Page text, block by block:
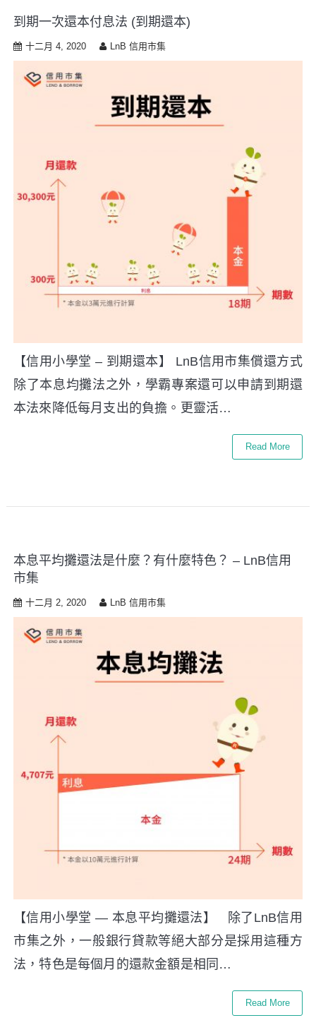
到期一次還本付息法 (到期還本)
十二月 4, 2020 LnB 信用市集
【信用小學堂 – 到期還本】 LnB信用市集償還方式
除了本息均攤法之外，學霸專案還可以申請到期還
本法來降低每月支出的負擔。更靈活…
Read More
本息平均攤還法是什麼？有什麼特色？ – LnB信用
市集
十二月 2, 2020 LnB 信用市集
【信用小學堂 — 本息平均攤還法】 除了LnB信用
市集之外，一般銀行貸款等絕大部分是採用這種方
法，特色是每個月的還款金額是相同…
Read More